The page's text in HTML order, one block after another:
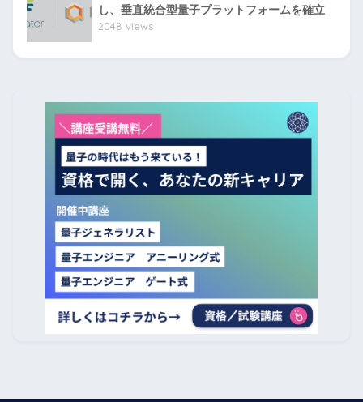
し、垂直統合型量子プラットフォームを確立
2048 views